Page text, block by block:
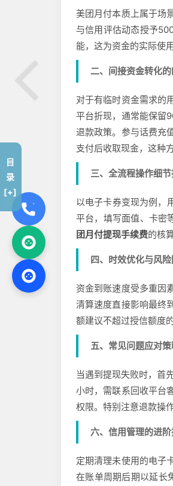
美团月付本质上属于场
与信用评估动态授予
能，这为资金的实际使
二、间接资金转化
对于有临时资金需求的
平台折现，通常能保留
退款政策。参与话费充
支付后收取现金，这种
三、全流程操作细
以电子卡券变现为例，
平台，填写面值、卡密
团月付提现手续费的核
四、时效优化与风
资金到账速度受多重因
清算速度直接影响最终
额建议不超过授信额度
五、常见问题应对
当遇到提现失败时，首
小时，需联系回收平台
权限。特别注意退款操
六、信用管理的进
定期清理未使用的电子
在账单周期后期以延长
目
录
[+]